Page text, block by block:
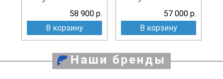
58 900 р.
В корзину
57 000 р.
В корзину
Наши бренды